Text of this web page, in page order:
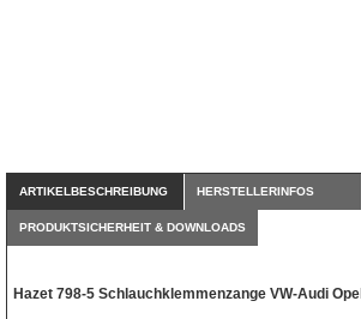
ARTIKELBESCHREIBUNG HERSTELLERINFOS
PRODUKTSICHERHEIT & DOWNLOADS
Hazet 798-5 Schlauchklemmenzange VW-Audi Opel